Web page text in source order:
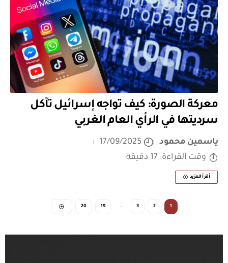
معركة الصورة: كيف تواجه إسرائيل تآكل
سرديتها في الرأي العام الغربي
ياسمين محمود
17/09/2025
وقت القراءة: 17 دقيقة
أقرأ المزيد
20